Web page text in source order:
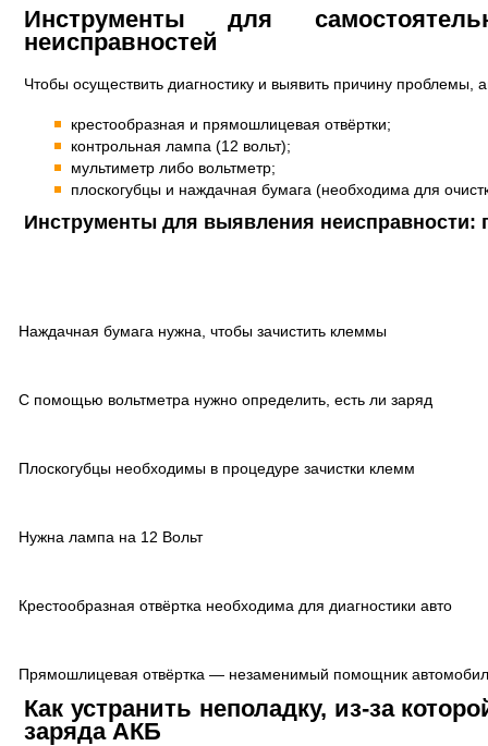
Инструменты для
неисправностей
Чтобы осуществить диагностику и выявить причину проблемы,
крестообразная и прямошлицевая отвёртки;
контрольная лампа (12 вольт);
мультиметр либо вольтметр;
плоскогубцы и наждачная бумага (необходима для
Инструменты для выявления неисправности:
Наждачная бумага нужна, чтобы зачистить клеммы
С помощью вольтметра нужно определить, есть ли заряд
Плоскогубцы необходимы в процедуре зачистки клемм
Нужна лампа на 12 Вольт
Крестообразная отвёртка необходима для диагностики авто
Прямошлицевая отвёртка — незаменимый помощник
Как устранить неполадку, из-за
заряда АКБ